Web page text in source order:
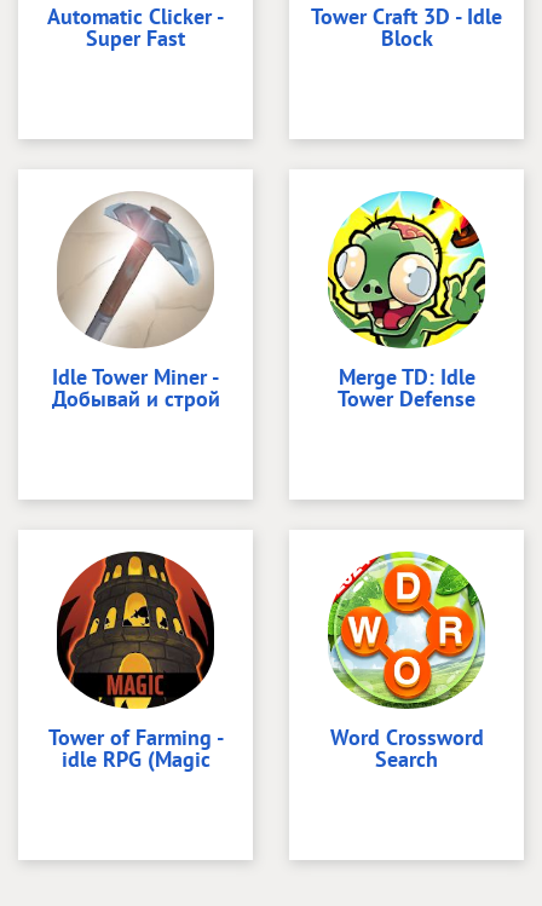
Automatic Clicker -
Super Fast
Tower Craft 3D - Idle
Block
Idle Tower Miner -
Добывай и строй
Merge TD: Idle
Tower Defense
Tower of Farming -
idle RPG (Magic
Word Crossword
Search